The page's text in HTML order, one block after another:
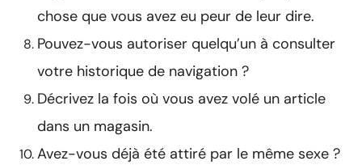
chose que vous avez eu peur de leur dire.
Pouvez-vous autoriser quelqu’un à consulter
votre historique de navigation ?
Décrivez la fois où vous avez volé un article
dans un magasin.
Avez-vous déjà été attiré par le même sexe ?